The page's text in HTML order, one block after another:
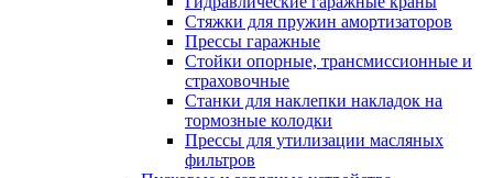
Стяжки для пружин амортизаторов
Прессы гаражные
Стойки опорные, трансмиссионные и
страховочные
Станки для наклепки накладок на
тормозные колодки
Прессы для утилизации масляных
фильтров